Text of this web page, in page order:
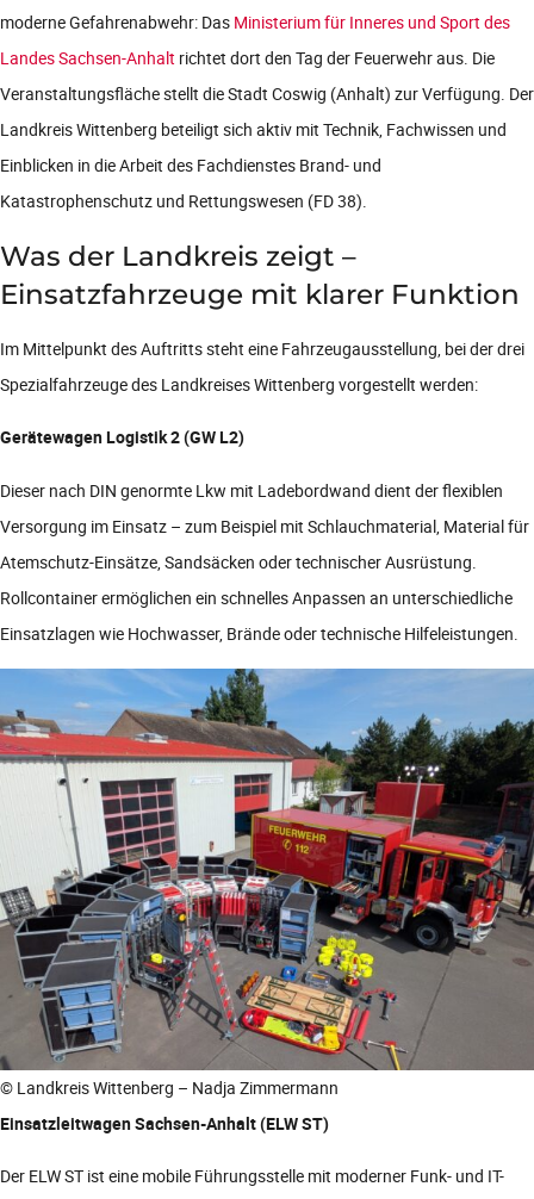
moderne Gefahrenabwehr: Das Ministerium für Inneres und Sport des
Landes Sachsen-Anhalt richtet dort den Tag der Feuerwehr aus. Die
Veranstaltungsfläche stellt die Stadt Coswig (Anhalt) zur Verfügung. Der
Landkreis Wittenberg beteiligt sich aktiv mit Technik, Fachwissen und
Einblicken in die Arbeit des Fachdienstes Brand- und
Katastrophenschutz und Rettungswesen (FD 38).
Was der Landkreis zeigt –
Einsatzfahrzeuge mit klarer Funktion
Im Mittelpunkt des Auftritts steht eine Fahrzeugausstellung, bei der drei
Spezialfahrzeuge des Landkreises Wittenberg vorgestellt werden:
Gerätewagen Logistik 2 (GW L2)
Dieser nach DIN genormte Lkw mit Ladebordwand dient der flexiblen
Versorgung im Einsatz – zum Beispiel mit Schlauchmaterial, Material für
Atemschutz-Einsätze, Sandsäcken oder technischer Ausrüstung.
Rollcontainer ermöglichen ein schnelles Anpassen an unterschiedliche
Einsatzlagen wie Hochwasser, Brände oder technische Hilfeleistungen.
© Landkreis Wittenberg – Nadja Zimmermann
Einsatzleitwagen Sachsen-Anhalt (ELW ST)
Der ELW ST ist eine mobile Führungsstelle mit moderner Funk- und IT-